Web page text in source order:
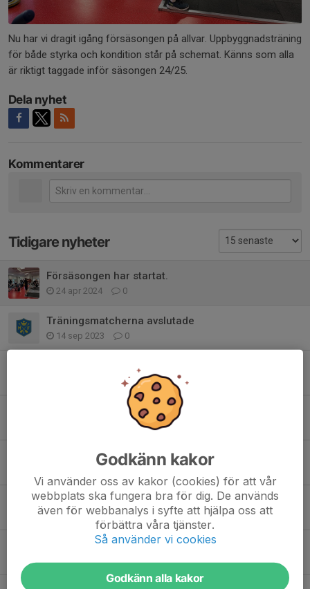
Nu har vi dragit igång försäsongen på allvar. Uppbyggnadsträning
för både styrka och kondition står på schemat. Känns som alla
är riktigt taggade inför säsongen 24/25.
Dela nyhet
Kommentarer
Tidigare nyheter
Försäsongen har startat.
24 apr 2024 0
Träningsmatcherna avslutade
14 sep 2023 0
2
Tabbe fortsätter som ass tränare!
Vi tar plats i J20 Regional västra!
Nordqvist fortsätter som huvudtränare för J20!
28 maj 2020 0
Nu blir det skog!
6 jun 2019 0
Godkänn kakor
Vi använder oss av kakor (cookies) för att vår
webbplats ska fungera bra för dig. De används
även för webbanalys i syfte att hjälpa oss att
förbättra våra tjänster.
Så använder vi cookies
Godkänn alla kakor